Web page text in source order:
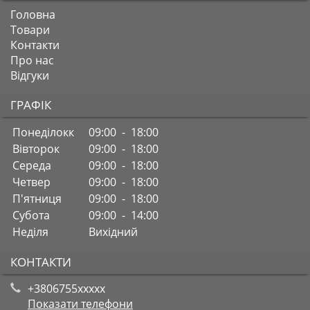
Головна
Товари
Контакти
Про нас
Відгуки
ГРАФІК
Понеділокк
09:00 - 18:00
Вівторок
09:00 - 18:00
Середа
09:00 - 18:00
Четвер
09:00 - 18:00
П'ятниця
09:00 - 18:00
Субота
09:00 - 14:00
Неділя
Вихідний
КОНТАКТИ
+3806755xxxxx
Показати телефони